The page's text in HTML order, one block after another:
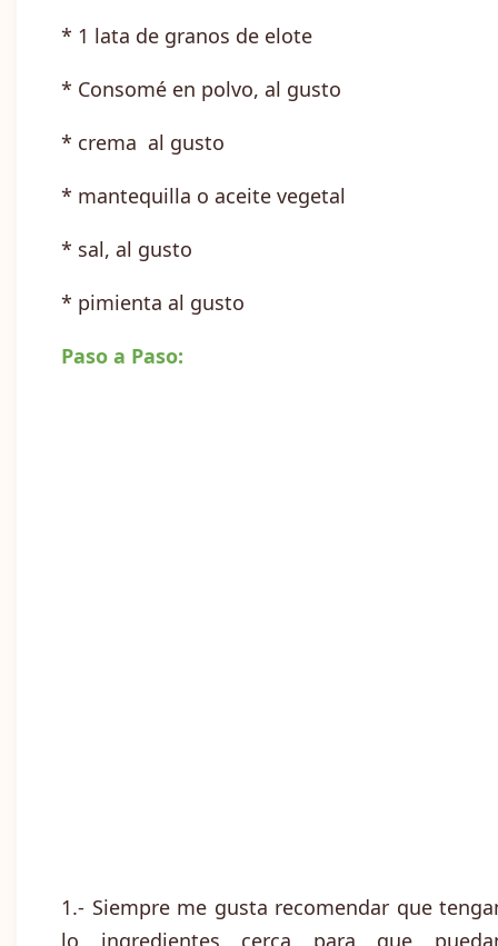
* 1 lata de granos de elote
* Consomé en polvo, al gusto
* crema al gusto
* mantequilla o aceite vegetal
* sal, al gusto
* pimienta al gusto
Paso a Paso:
1.- Siempre me gusta recomendar que
lo ingredientes cerca para que